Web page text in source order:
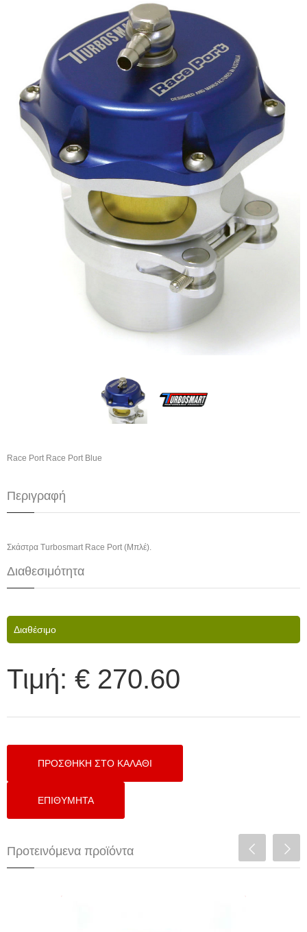
Race Port Race Port Blue
Περιγραφή
Σκάστρα Turbosmart Race Port (Μπλέ).
Διαθεσιμότητα
Διαθέσιμο
Τιμή: € 270.60
Προτεινόμενα προϊόντα